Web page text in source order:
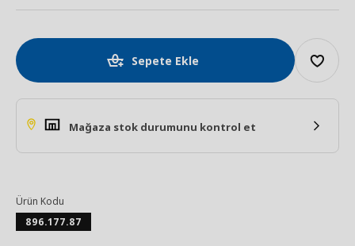
Sepete Ekle
Mağaza stok durumunu kontrol et
Ürün Kodu
896.177.87